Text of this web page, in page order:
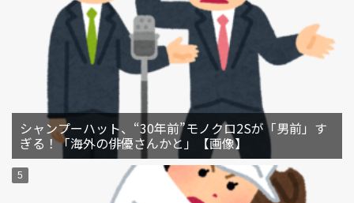
シャンプーハット、“30年前”モノクロ2Sが「男前」す
ぎる！「海外の俳優さんかと」【画像】